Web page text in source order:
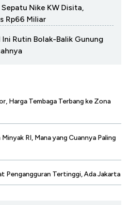
Nike KW Disita,
Rp66 Miliar
Rutin Bolak-Balik Gunung
Harga Tembaga Terbang ke Zona
RI, Mana yang Cuannya Paling
Pengangguran Tertinggi, Ada Jakarta